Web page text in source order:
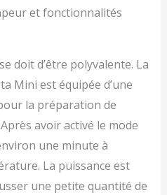
et fonctionnalités
doit d’être polyvalente. La
Mini est équipée d’une
la préparation de
avoir activé le mode
une minute à
La puissance est
une petite quantité de